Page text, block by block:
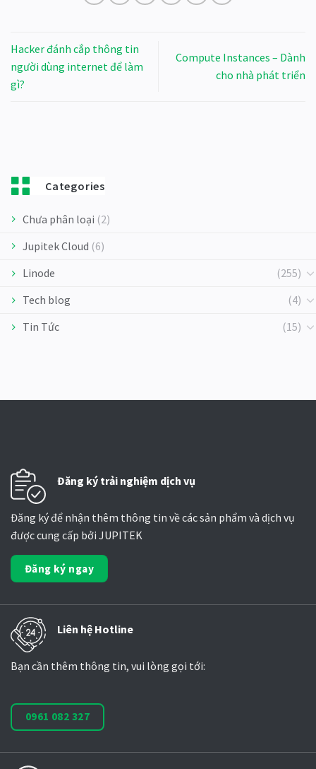
Categories
Chưa phân loại (2)
Jupitek Cloud (6)
Linode
(255)
Tech blog
(4)
Tin Tức
(15)
Hacker đánh cắp thông tin
người dùng internet để làm
gì?
Compute Instances – Dành
cho nhà phát triển
Đăng ký trải nghiệm dịch vụ
Đăng ký để nhận thêm thông tin về các sản phẩm và dịch vụ
được cung cấp bởi JUPITEK
Đăng ký ngay
Liên hệ Hotline
Bạn cần thêm thông tin, vui lòng gọi tới:
0961 082 327